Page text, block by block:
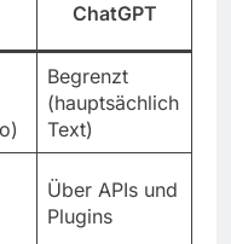
ChatGPT
Begrenzt
(hauptsächlich
Text)
Über APIs und
Plugins